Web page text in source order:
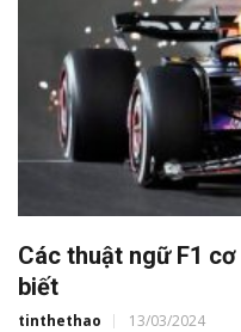
Các thuật ngữ F1
biết
tinthethao 13/03/2024